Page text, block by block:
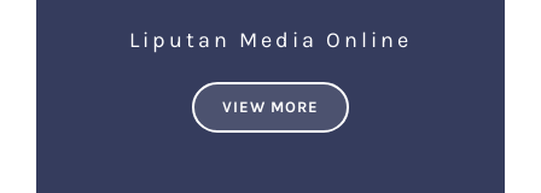
Liputan Media Online
VIEW MORE